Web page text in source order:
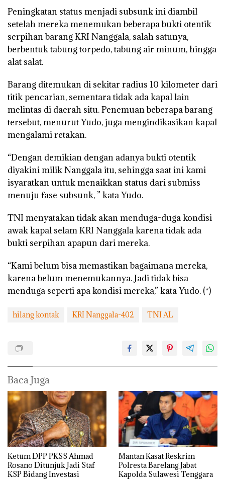
Peningkatan status menjadi subsunk ini diambil
setelah mereka menemukan beberapa bukti otentik
serpihan barang KRI Nanggala, salah satunya,
berbentuk tabung torpedo, tabung air minum, hingga
alat salat.
Barang ditemukan di sekitar radius 10 kilometer dari
titik pencarian, sementara tidak ada kapal lain
melintas di daerah situ. Penemuan beberapa barang
tersebut, menurut Yudo, juga mengindikasikan kapal
mengalami retakan.
“Dengan demikian dengan adanya bukti otentik
diyakini milik Nanggala itu, sehingga saat ini kami
isyaratkan untuk menaikkan status dari submiss
menuju fase subsunk, ” kata Yudo.
TNI menyatakan tidak akan menduga-duga kondisi
awak kapal selam KRI Nanggala karena tidak ada
bukti serpihan apapun dari mereka.
“Kami belum bisa memastikan bagaimana mereka,
karena belum menemukannya. Jadi tidak bisa
menduga seperti apa kondisi mereka,” kata Yudo. (*)
hilang kontak KRI Nanggala-402 TNI AL
Baca Juga
Ketum DPP PKSS Ahmad
Rosano Ditunjuk Jadi Staf
KSP Bidang Investasi
Mantan Kasat Reskrim
Polresta Barelang Jabat
Kapolda Sulawesi Tenggara